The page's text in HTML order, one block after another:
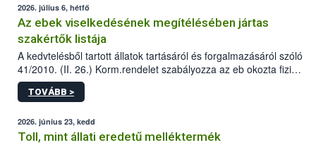
2026. július 6, hétfő
Az ebek viselkedésének megítélésében jártas
szakértők listája
A kedvtelésből tartott állatok tartásáról és forgalmazásáról szóló
41/2010. (II. 26.) Korm.rendelet szabályozza az eb okozta fizikai
sérülés, illetve ennek veszélye keletkezésekor felmerülő
hatósági feladatokat, valamint a veszélyes eb tartását és annak
vonni az ebek viselkedésének megítélésében jártas szakértőt.
TOVÁBB >
2026. június 23, kedd
Toll, mint állati eredetű melléktermék